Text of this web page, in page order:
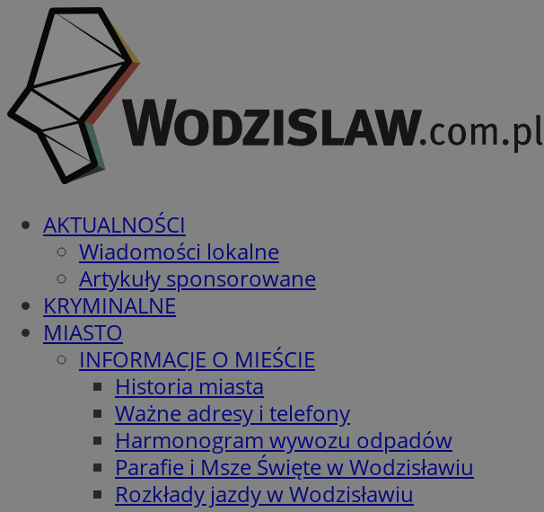
AKTUALNOŚCI
Wiadomości lokalne
Artykuły sponsorowane
KRYMINALNE
MIASTO
INFORMACJE O MIEŚCIE
Historia miasta
Ważne adresy i telefony
Harmonogram wywozu odpadów
Parafie i Msze Święte w Wodzisławiu
Rozkłady jazdy w Wodzisławiu